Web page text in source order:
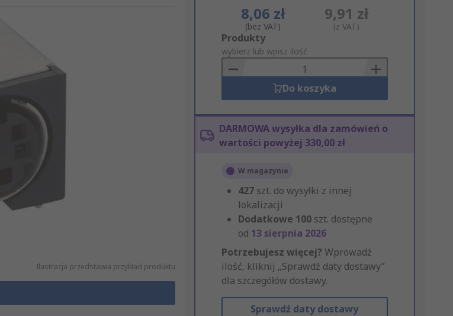
Ilustracja przedstawia przykład produktu
8,06 zł
(bez VAT)
9,91 zł
(z VAT)
Add
to
Basket
Produkty
wybierz lub wpisz ilość
Do koszyka
DARMOWA wysyłka dla zamówień o
wartości powyżej 330,00 zł
W magazynie
427 szt. do wysyłki z innej
lokalizacji
Dodatkowe 100 szt. dostępne
od 13 sierpnia 2026
Potrzebujesz więcej? Wprowadź
ilość, kliknij „Sprawdź daty dostawy”
dla szczegółów dostawy.
Sprawdź daty dostawy